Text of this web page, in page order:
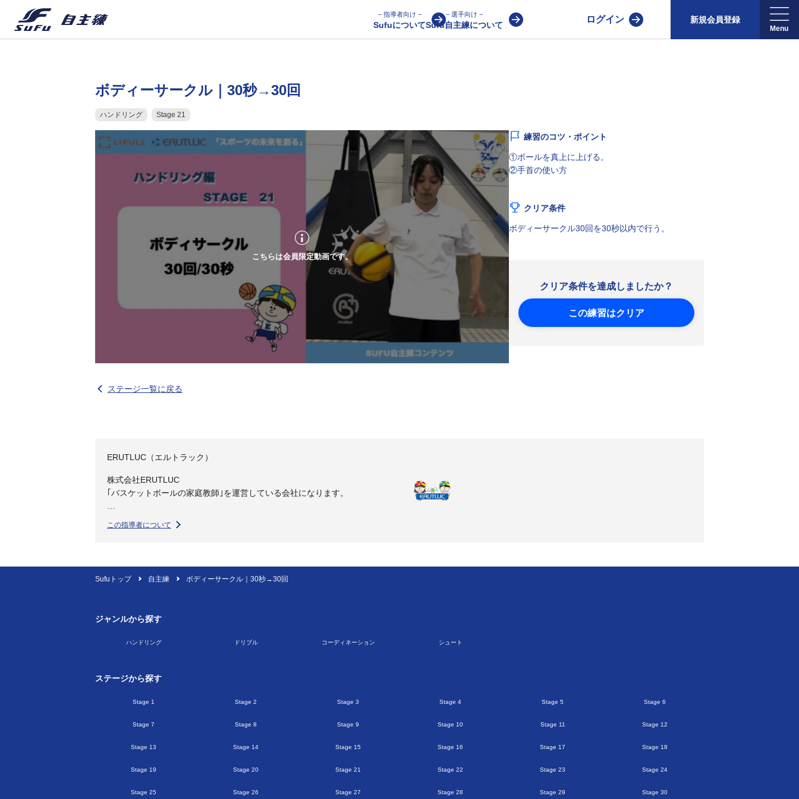
− 指導者向け −
Sufuについて
− 選手向け −
Sufu自主練について
ログイン 新規会員登録
ボディーサークル｜30秒→30回
ハンドリング Stage 21
こちらは会員限定動画です。
練習のコツ・ポイント
①ボールを真上に上げる。
②手首の使い方
クリア条件
ボディーサークル30回を30秒以内で行う。
クリア条件を達成しましたか？
この練習はクリア
ステージ一覧に戻る
ERUTLUC（エルトラック）
株式会社ERUTLUC
｢バスケットボールの家庭教師｣を運営している会社になります。
バスケットボールの家庭教師は子どもたちにも、指導者にも”なりうる最高の自
分を目指す”環境と文化を創り出し、教育に貢献する事業を行なっています。
2.チームスポーツだからこそできることで教育に貢献する
この指導者について
Sufuトップ 自主練 ボディーサークル｜30秒→30回
ジャンルから探す
ハンドリング ドリブル コーディネーション シュート
ステージから探す
Stage 1 Stage 2 Stage 3 Stage 4 Stage 5 Stage 6
Stage 7 Stage 8 Stage 9 Stage 10 Stage 11 Stage 12
Stage 13 Stage 14 Stage 15 Stage 16 Stage 17 Stage 18
Stage 19 Stage 20 Stage 21 Stage 22 Stage 23 Stage 24
Stage 25 Stage 26 Stage 27 Stage 28 Stage 29 Stage 30